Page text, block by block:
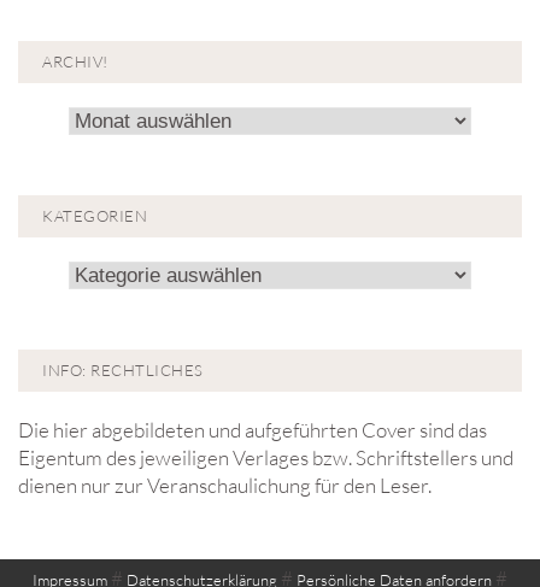
ARCHIV!
Archiv!
KATEGORIEN
Kategorien
INFO: RECHTLICHES
Die hier abgebildeten und aufgeführten Cover sind das
Eigentum des jeweiligen Verlages bzw. Schriftstellers und
dienen nur zur Veranschaulichung für den Leser.
Impressum # Datenschutzerklärung # Persönliche Daten anfordern #